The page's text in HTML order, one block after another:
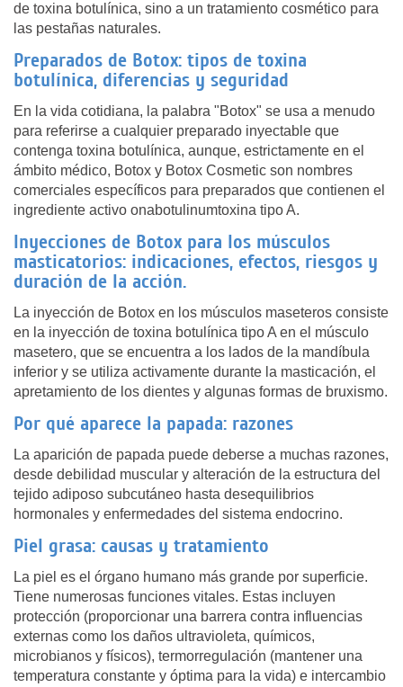
de toxina botulínica, sino a un tratamiento cosmético para
las pestañas naturales.
Preparados de Botox: tipos de toxina
botulínica, diferencias y seguridad
En la vida cotidiana, la palabra "Botox" se usa a menudo
para referirse a cualquier preparado inyectable que
contenga toxina botulínica, aunque, estrictamente en el
ámbito médico, Botox y Botox Cosmetic son nombres
comerciales específicos para preparados que contienen el
ingrediente activo onabotulinumtoxina tipo A.
Inyecciones de Botox para los músculos
masticatorios: indicaciones, efectos, riesgos y
duración de la acción.
La inyección de Botox en los músculos maseteros consiste
en la inyección de toxina botulínica tipo A en el músculo
masetero, que se encuentra a los lados de la mandíbula
inferior y se utiliza activamente durante la masticación, el
apretamiento de los dientes y algunas formas de bruxismo.
Por qué aparece la papada: razones
La aparición de papada puede deberse a muchas razones,
desde debilidad muscular y alteración de la estructura del
tejido adiposo subcutáneo hasta desequilibrios
hormonales y enfermedades del sistema endocrino.
Piel grasa: causas y tratamiento
La piel es el órgano humano más grande por superficie.
Tiene numerosas funciones vitales. Estas incluyen
protección (proporcionar una barrera contra influencias
externas como los daños ultravioleta, químicos,
microbianos y físicos), termorregulación (mantener una
temperatura constante y óptima para la vida) e intercambio